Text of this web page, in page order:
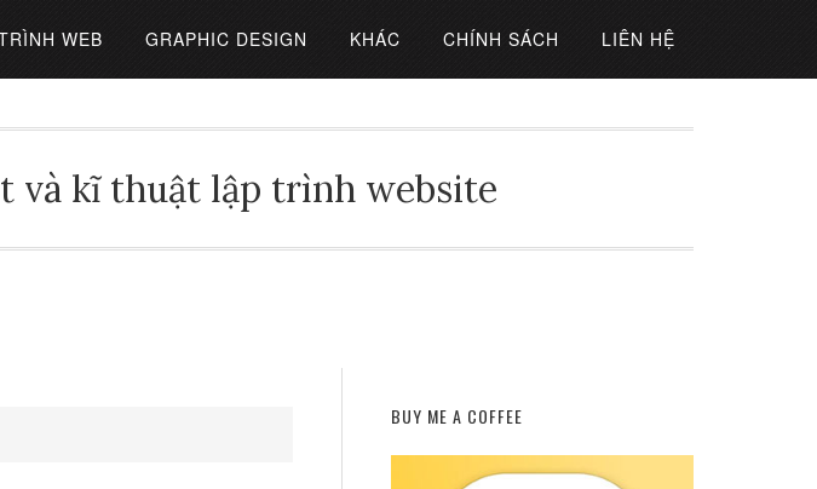
WEB GRAPHIC DESIGN KHÁC CHÍNH SÁCH LIÊN HỆ
và kĩ thuật lập trình website
BUY ME A COFFEE